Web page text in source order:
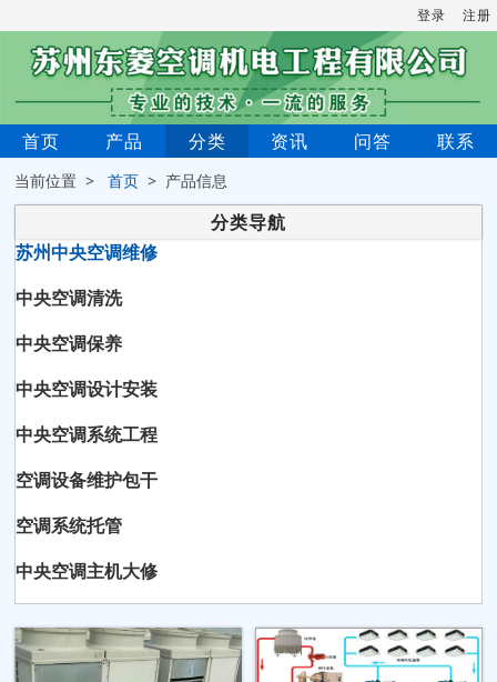
登录 注册
首页 产品 分类 资讯 问答 联系
当前位置 >首页 > 产品信息
分类导航
苏州中央空调维修
中央空调清洗
中央空调保养
中央空调设计安装
中央空调系统工程
空调设备维护包干
空调系统托管
中央空调主机大修